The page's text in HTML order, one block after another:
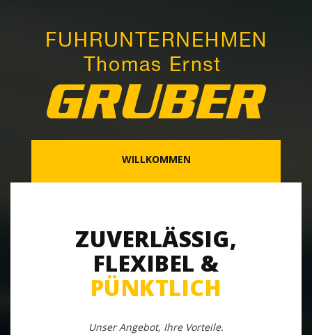
WILLKOMMEN
ZUVERLÄSSIG,
FLEXIBEL &
PÜNKTLICH
Unser Angebot, Ihre Vorteile.